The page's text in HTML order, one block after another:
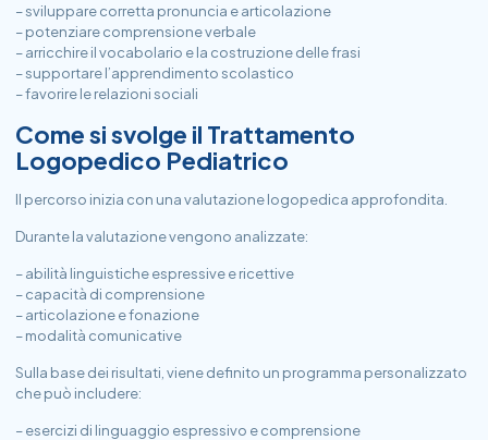
– sviluppare corretta pronuncia e articolazione
– potenziare comprensione verbale
– arricchire il vocabolario e la costruzione delle frasi
– supportare l’apprendimento scolastico
– favorire le relazioni sociali
Come si svolge il Trattamento
Logopedico Pediatrico
Il percorso inizia con una valutazione logopedica approfondita.
Durante la valutazione vengono analizzate:
– abilità linguistiche espressive e ricettive
– capacità di comprensione
– articolazione e fonazione
– modalità comunicative
Sulla base dei risultati, viene definito un programma personalizzato
che può includere:
– esercizi di linguaggio espressivo e comprensione